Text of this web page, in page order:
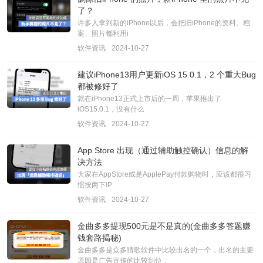
了？
许多人拿到新的iPhone以后，会把旧iPhone的资料、档
案、照片都利用i
软件资讯
2024-10-27
建议iPhone13用户更新iOS 15.0.1，2 个重大Bug
都被修好了
就在iPhone13正式上市后的一周，苹果推出了
iOS15.0.1，没有什么
软件资讯
2024-10-27
App Store 出现（通过辅助触控确认）信息的解
决方法
大家在AppStore或是ApplePay付款购物时，应该都很习
惯按两下iP
软件资讯
2024-10-27
金曲多多提现500元是不是真的(金曲多多答题赚
钱套路揭秘)
金曲多多是众多猜歌软件中比较出名的一个，出名的主要
原因是广告宣传的比较到位，